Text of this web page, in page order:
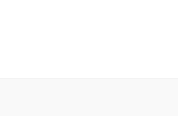
歩先を照らす